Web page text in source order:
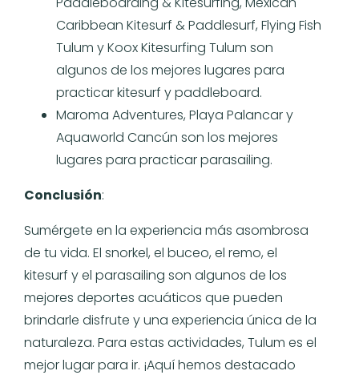
Caribbean Kitesurf & Paddlesurf, Flying Fish
Tulum y Koox Kitesurfing Tulum son
algunos de los mejores lugares para
practicar kitesurf y paddleboard.
Maroma Adventures, Playa Palancar y
Aquaworld Cancún son los mejores
lugares para practicar parasailing.
Conclusión:
Sumérgete en la experiencia más asombrosa
de tu vida. El snorkel, el buceo, el remo, el
kitesurf y el parasailing son algunos de los
mejores deportes acuáticos que pueden
brindarle disfrute y una experiencia única de la
naturaleza. Para estas actividades, Tulum es el
mejor lugar para ir. ¡Aquí hemos destacado